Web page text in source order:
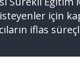
için
iflas